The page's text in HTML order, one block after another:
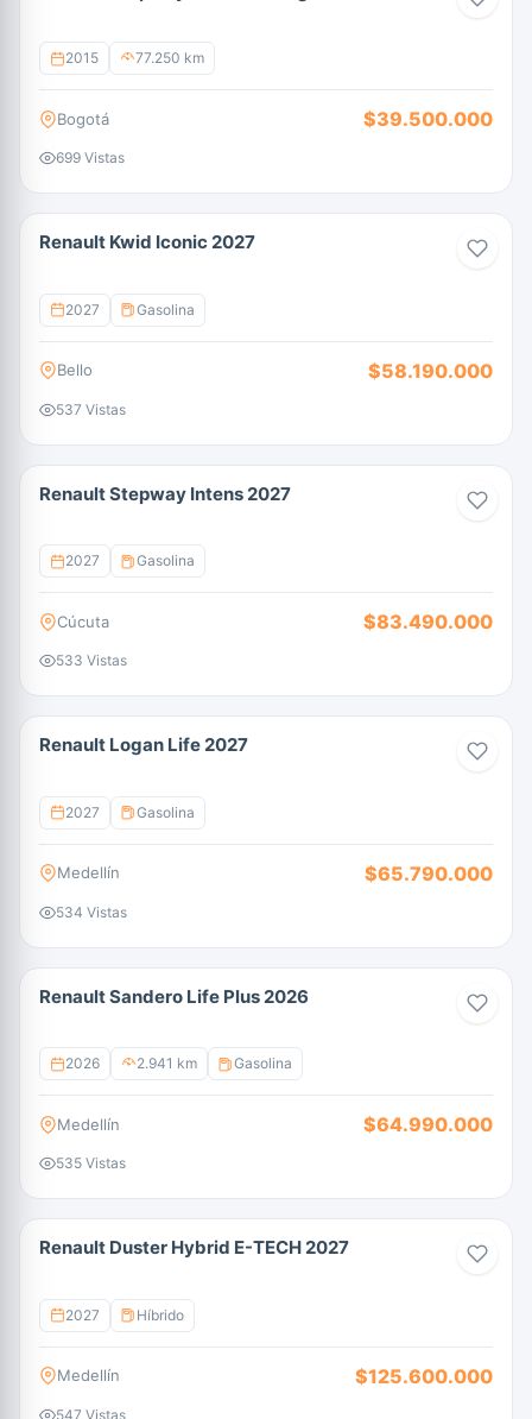
2015 77.250 km
Bogotá $39.500.000
699 Vistas
Renault Kwid Iconic 2027
2027 Gasolina
Bello $58.190.000
537 Vistas
Renault Stepway Intens 2027
2027 Gasolina
Cúcuta $83.490.000
533 Vistas
Renault Logan Life 2027
2027 Gasolina
Medellín $65.790.000
534 Vistas
Renault Sandero Life Plus 2026
2026 2.941 km Gasolina
Medellín $64.990.000
535 Vistas
Renault Duster Hybrid E-TECH 2027
2027 Híbrido
Medellín $125.600.000
547 Vistas